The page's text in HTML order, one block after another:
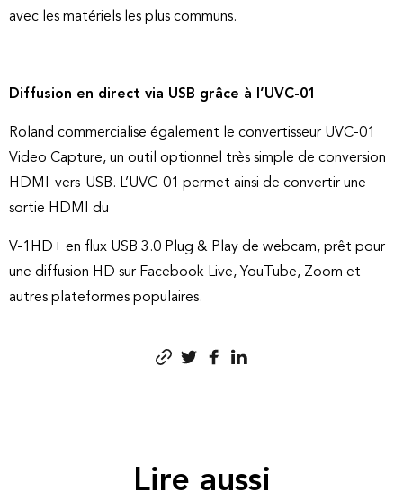
avec les matériels les plus communs.
Diffusion en direct via USB grâce à l’UVC-01
Roland commercialise également le convertisseur UVC-01
Video Capture, un outil optionnel très simple de conversion
HDMI-vers-USB. L’UVC-01 permet ainsi de convertir une
sortie HDMI du
V-1HD+ en flux USB 3.0 Plug & Play de webcam, prêt pour
une diffusion HD sur Facebook Live, YouTube, Zoom et
autres plateformes populaires.
Lire aussi